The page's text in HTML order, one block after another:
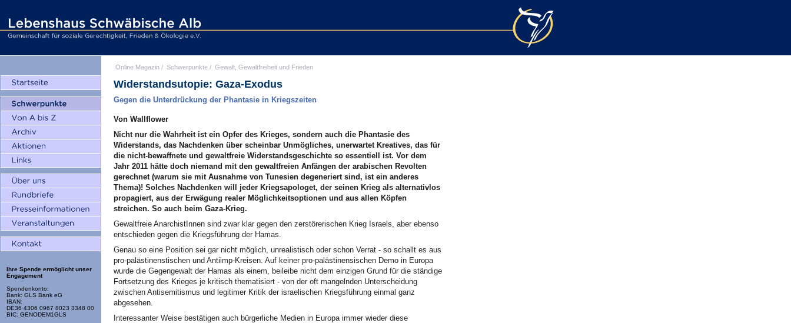
Ihre Spende ermöglicht unser
Engagement
Spendenkonto:
Bank: GLS Bank eG
IBAN:
DE36 4306 0967 8023 3348 00
BIC: GENODEM1GLS
Online Magazin / Schwerpunkte / Gewalt, Gewaltfreiheit und Frieden
Widerstandsutopie: Gaza-Exodus
Gegen die Unterdrückung der Phantasie in Kriegszeiten
Von Wallflower
Nicht nur die Wahrheit ist ein Opfer des Krieges, sondern auch die Phantasie des
Widerstands, das Nachdenken über scheinbar Unmögliches, unerwartet Kreatives, das für
die nicht-bewaffnete und gewaltfreie Widerstandsgeschichte so essentiell ist. Vor dem
Jahr 2011 hätte doch niemand mit den gewaltfreien Anfängen der arabischen Revolten
gerechnet (warum sie mit Ausnahme von Tunesien degeneriert sind, ist ein anderes
Thema)! Solches Nachdenken will jeder Kriegsapologet, der seinen Krieg als alternativlos
propagiert, aus der Erwägung realer Möglichkeitsoptionen und aus allen Köpfen
streichen. So auch beim Gaza-Krieg.
Gewaltfreie AnarchistInnen sind zwar klar gegen den zerstörerischen Krieg Israels, aber ebenso
entschieden gegen die Kriegsführung der Hamas.
Genau so eine Position sei gar nicht möglich, unrealistisch oder schon Verrat - so schallt es aus
pro-palästinenstischen und Antiimp-Kreisen. Auf keiner pro-palästinensischen Demo in Europa
wurde die Gegengewalt der Hamas als einem, beileibe nicht dem einzigen Grund für die ständige
Fortsetzung des Krieges je kritisch thematisiert - von der oft mangelnden Unterscheidung
zwischen Antisemitismus und legitimer Kritik der israelischen Kriegsführung einmal ganz
abgesehen.
Interessanter Weise bestätigen auch bürgerliche Medien in Europa immer wieder diese